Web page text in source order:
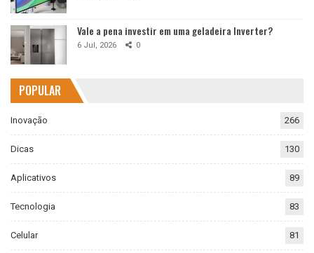
Vale a pena investir em uma geladeira Inverter?
6 Jul, 2026 0
POPULAR
Inovação 266
Dicas 130
Aplicativos 89
Tecnologia 83
Celular 81